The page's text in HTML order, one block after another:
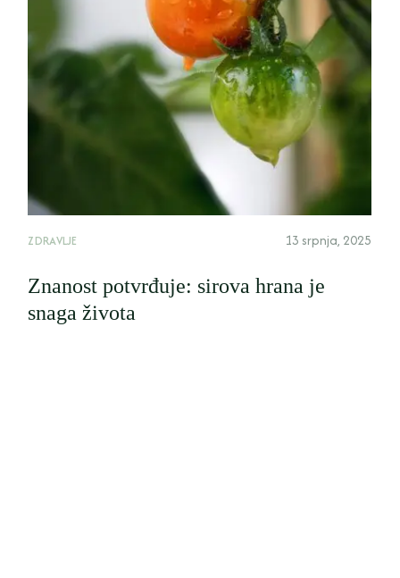
ZDRAVLJE 13 srpnja, 2025
Znanost potvrđuje: sirova hrana je
snaga života